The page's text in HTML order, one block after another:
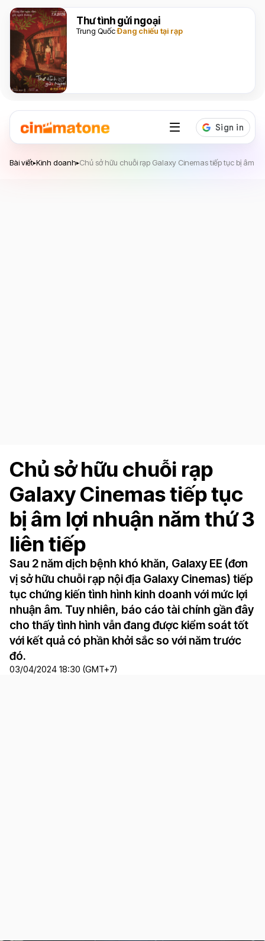
Thư tình gửi ngoại
Trung QuốcĐang chiếu tại rạp
Bài viết▸Kinh doanh▸Chủ sở hữu chuỗi rạp Galaxy Cinemas tiếp tục bị âm
Chủ sở hữu chuỗi rạp
Galaxy Cinemas tiếp tục
bị âm lợi nhuận năm thứ 3
liên tiếp
Sau 2 năm dịch bệnh khó khăn, Galaxy EE (đơn
vị sở hữu chuỗi rạp nội địa Galaxy Cinemas) tiếp
tục chứng kiến tình hình kinh doanh với mức lợi
nhuận âm. Tuy nhiên, báo cáo tài chính gần đây
cho thấy tình hình vẫn đang được kiểm soát tốt
với kết quả có phần khởi sắc so với năm trước
đó.
03/04/2024 18:30 (GMT+7)